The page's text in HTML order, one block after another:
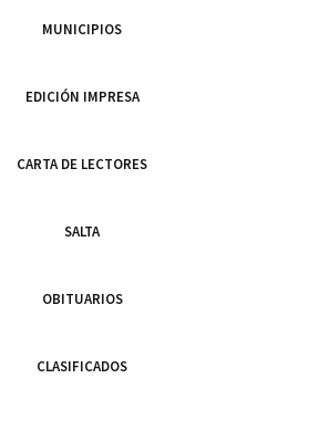
MUNICIPIOS
EDICIÓN IMPRESA
CARTA DE LECTORES
SALTA
OBITUARIOS
CLASIFICADOS